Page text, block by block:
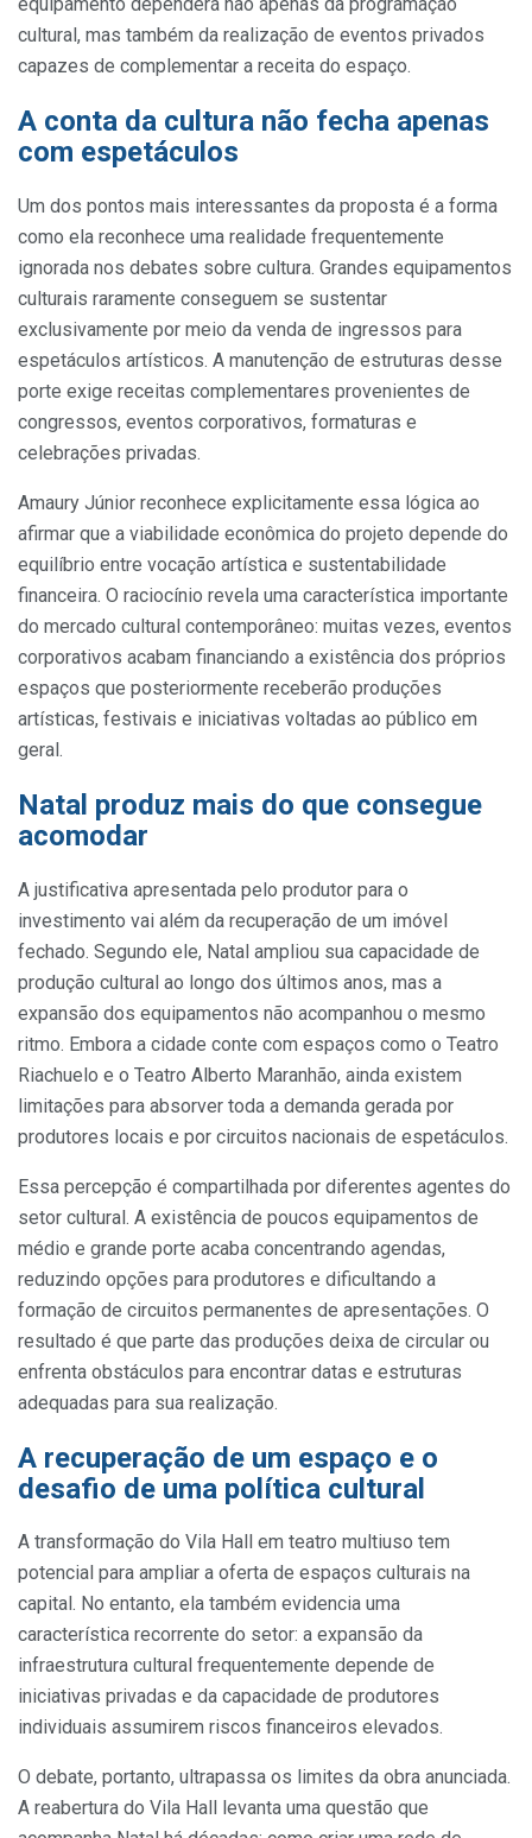
cultural, mas também da realização de eventos privados
capazes de complementar a receita do espaço.
A conta da cultura não fecha apenas
com espetáculos
Um dos pontos mais interessantes da proposta é a forma
como ela reconhece uma realidade frequentemente
ignorada nos debates sobre cultura. Grandes equipamentos
culturais raramente conseguem se sustentar
exclusivamente por meio da venda de ingressos para
espetáculos artísticos. A manutenção de estruturas desse
porte exige receitas complementares provenientes de
congressos, eventos corporativos, formaturas e
celebrações privadas.
Amaury Júnior reconhece explicitamente essa lógica ao
afirmar que a viabilidade econômica do projeto depende do
equilíbrio entre vocação artística e sustentabilidade
financeira. O raciocínio revela uma característica importante
do mercado cultural contemporâneo: muitas vezes, eventos
corporativos acabam financiando a existência dos próprios
espaços que posteriormente receberão produções
artísticas, festivais e iniciativas voltadas ao público em
geral.
Natal produz mais do que consegue
acomodar
A justificativa apresentada pelo produtor para o
investimento vai além da recuperação de um imóvel
fechado. Segundo ele, Natal ampliou sua capacidade de
produção cultural ao longo dos últimos anos, mas a
expansão dos equipamentos não acompanhou o mesmo
ritmo. Embora a cidade conte com espaços como o Teatro
Riachuelo e o Teatro Alberto Maranhão, ainda existem
limitações para absorver toda a demanda gerada por
produtores locais e por circuitos nacionais de espetáculos.
Essa percepção é compartilhada por diferentes agentes do
setor cultural. A existência de poucos equipamentos de
médio e grande porte acaba concentrando agendas,
reduzindo opções para produtores e dificultando a
formação de circuitos permanentes de apresentações. O
resultado é que parte das produções deixa de circular ou
enfrenta obstáculos para encontrar datas e estruturas
adequadas para sua realização.
A recuperação de um espaço e o
desafio de uma política cultural
A transformação do Vila Hall em teatro multiuso tem
potencial para ampliar a oferta de espaços culturais na
capital. No entanto, ela também evidencia uma
característica recorrente do setor: a expansão da
infraestrutura cultural frequentemente depende de
iniciativas privadas e da capacidade de produtores
individuais assumirem riscos financeiros elevados.
O debate, portanto, ultrapassa os limites da obra anunciada.
A reabertura do Vila Hall levanta uma questão que